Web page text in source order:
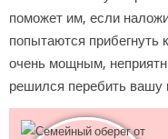
поможет им, если
попытаются
очень мощным,
решился перебить вашу